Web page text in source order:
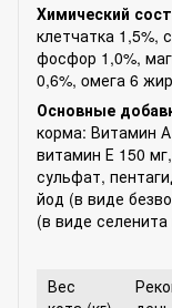
Химический
клетчатка 1,5%,
фосфор 1,0%,
0,6%, oмега 6
Основные
корма: Витамин
витамин Е 150
сульфат,
йод (в виде
(в виде
Вес